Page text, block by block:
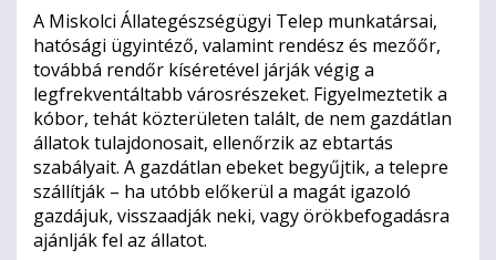
A Miskolci Állategészségügyi Telep munkatársai,
hatósági ügyintéző, valamint rendész és mezőőr,
továbbá rendőr kíséretével járják végig a
legfrekventáltabb városrészeket. Figyelmeztetik a
kóbor, tehát közterületen talált, de nem gazdátlan
állatok tulajdonosait, ellenőrzik az ebtartás
szabályait. A gazdátlan ebeket begyűjtik, a telepre
szállítják – ha utóbb előkerül a magát igazoló
gazdájuk, visszaadják neki, vagy örökbefogadásra
ajánlják fel az állatot.